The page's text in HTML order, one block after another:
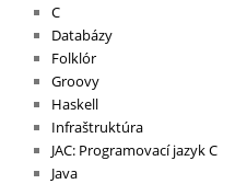
C
Databázy
Folklór
Groovy
Haskell
Infraštruktúra
JAC: Programovací jazyk C
Java